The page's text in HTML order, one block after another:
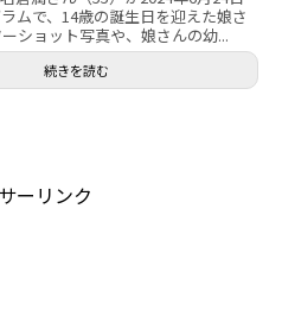
ムで、14歳の誕生日を迎えた娘さ
ショット写真や、娘さんの幼...
続きを読む
ーリンク